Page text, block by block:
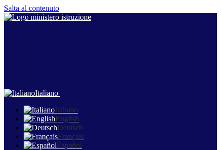
Salta al contenuto
Italiano
Italiano
English
Deutsch
Français
Español